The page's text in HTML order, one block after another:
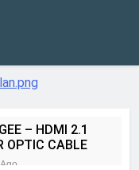
– HDMI 2.1
OPTIC CABLE